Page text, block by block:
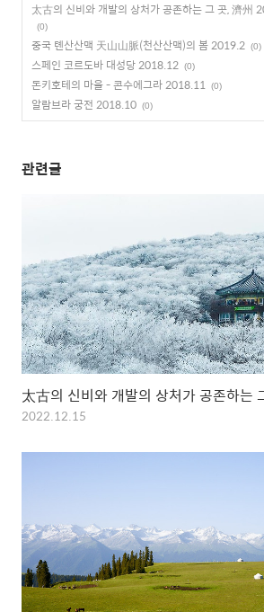
太古의 신비와 개발의 상처가 공존하는 그 곳, 濟州
(0)
중국 톈산산맥 天山山脈(천산산맥)의 봄 2019.2 (0)
스페인 코르도바 대성당 2018.12 (0)
돈키호테의 마을 - 콘수에그라 2018.11 (0)
알람브라 궁전 2018.10 (0)
관련글
太古의 신비와 개발의 상처가 공존하는
2022.12.15